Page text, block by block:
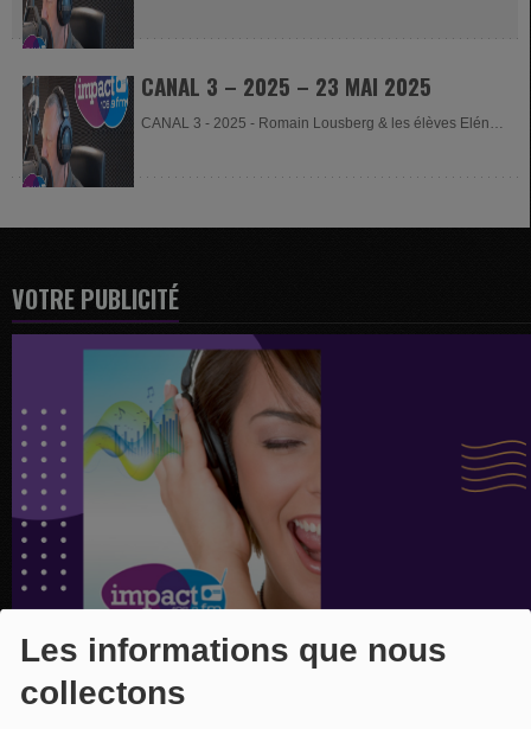
Les informations que nous
collectons
CANAL 3 – 2025 – 23 MAI 2025
CANAL 3 - 2025 - Romain Lousberg & les élèves Eléna
VOTRE PUBLICITÉ